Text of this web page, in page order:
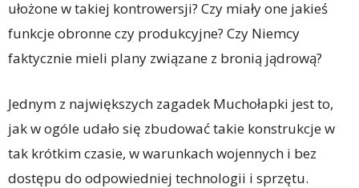
ułożone w takiej kontrowersji? Czy miały one jakieś
funkcje obronne czy produkcyjne? Czy Niemcy
faktycznie mieli plany związane z bronią jądrową?
Jednym z największych zagadek Muchołapki jest to,
jak w ogóle udało się zbudować takie konstrukcje w
tak krótkim czasie, w warunkach wojennych i bez
dostępu do odpowiedniej technologii i sprzętu.